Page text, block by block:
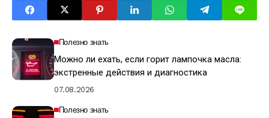
Полезно знать
Можно ли ехать, если горит лампочка масла:
экстренные действия и диагностика
07.08.2026
Полезно знать